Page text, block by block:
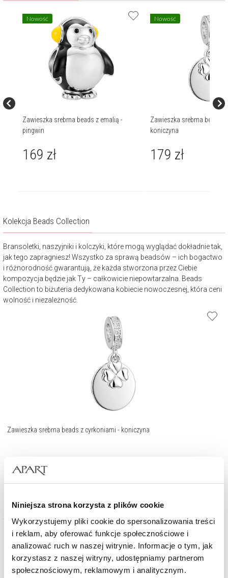
Niniejsza strona korzysta z plików cookie
Wykorzystujemy pliki cookie do spersonalizowania treści
i reklam, aby oferować funkcje społecznościowe i
analizować ruch w naszej witrynie. Informacje o tym, jak
korzystasz z naszej witryny, udostępniamy partnerom
społecznościowym, reklamowym i analitycznym.
Nowość
Zawieszka srebrna beads z emalią -
pingwin
169 zł
Nowość
Zawieszka srebrna beads
koniczyna
179 zł
Kolekcja Beads Collection
Bransoletki, naszyjniki i kolczyki, które mogą wyglądać dokładnie tak,
jak tego zapragniesz! Wszystko za sprawą beadsów – ich bogactwo
i różnorodność gwarantują, że każda stworzona przez Ciebie
kompozycja będzie jak Ty – całkowicie niepowtarzalna. Beads
Collection to biżuteria dedykowana kobiecie nowoczesnej, która ceni
wolność i niezależność.
Zawieszka srebrna beads z cyrkoniami - koniczyna
179 zł